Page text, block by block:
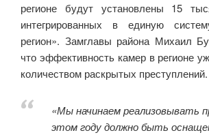
регионе будут установлены 15
интегрированных в единую
регион». Замглавы района Михаил
что эффективность камер в регионе
количеством раскрытых преступлений.
«Мы начинаем реализовывать
этом году должно быть